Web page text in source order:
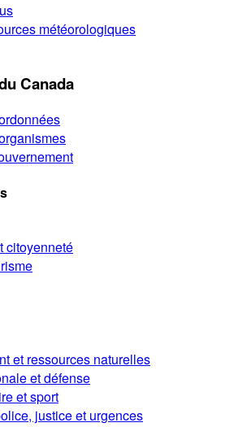
météorologiques
Canada
citoyenneté
et ressources naturelles
et défense
et sport
justice et urgences